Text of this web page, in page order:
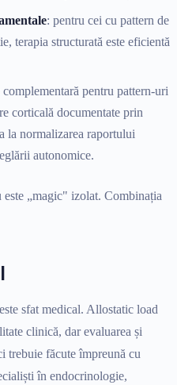
: pentru cei cu pattern de
terapia structurată este eficientă
pentru pattern-uri
corticală documentate prin
la normalizarea raportului
autonomice.
„magic" izolat. Combinația
sfat medical. Allostatic load
clinică, dar evaluarea și
trebuie făcute împreună cu
în endocrinologie,